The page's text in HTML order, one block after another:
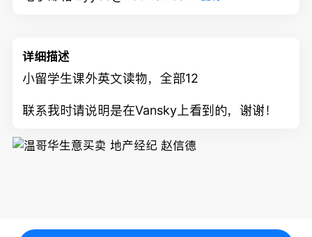
详细描述
小留学生课外英文读物，全部12
联系我时请说明是在Vansky上看到的，谢谢！